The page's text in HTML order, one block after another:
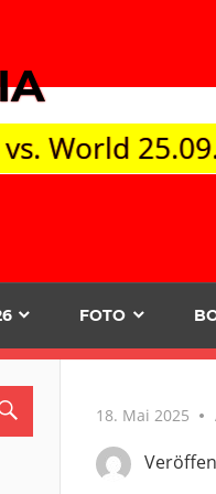
Tokyo +++
FOTO
18. Mai 2025